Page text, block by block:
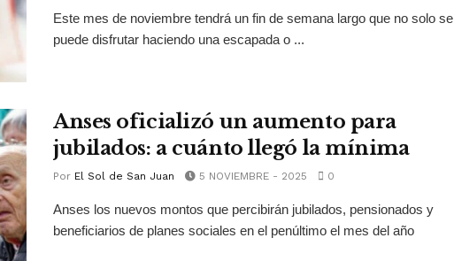
Este mes de noviembre tendrá un fin de semana largo que no solo se
puede disfrutar haciendo una escapada o ...
Anses oficializó un aumento para
jubilados: a cuánto llegó la mínima
Por El Sol de San Juan 5 NOVIEMBRE - 2025 0
Anses los nuevos montos que percibirán jubilados, pensionados y
beneficiarios de planes sociales en el penúltimo el mes del año